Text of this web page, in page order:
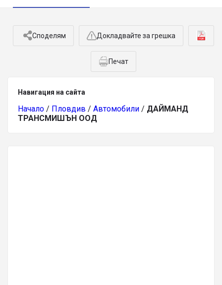
Споделям Докладвайте за грешка
Печат
Навигация на сайта
Начало / Пловдив / Автомобили / ДАЙМАНД
ТРАНСМИШЪН ООД